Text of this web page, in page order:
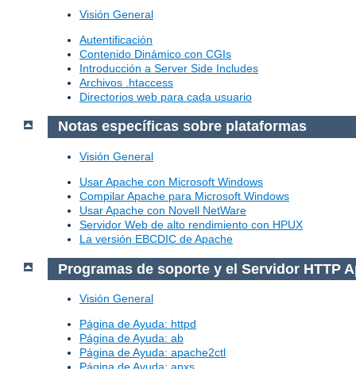
Visión General
Autentificación
Contenido Dinámico con CGIs
Introducción a Server Side Includes
Archivos .htaccess
Directorios web para cada usuario
Notas específicas sobre plataformas
Visión General
Usar Apache con Microsoft Windows
Compilar Apache para Microsoft Windows
Usar Apache con Novell NetWare
Servidor Web de alto rendimiento con HPUX
La versión EBCDIC de Apache
Programas de soporte y el Servidor HTTP
Visión General
Página de Ayuda: httpd
Página de Ayuda: ab
Página de Ayuda: apache2ctl